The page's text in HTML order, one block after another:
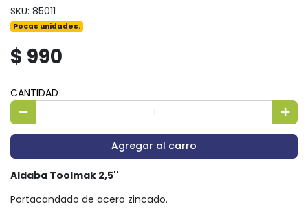
SKU: 85011
Pocas unidades.
$ 990
CANTIDAD
Agregar al carro
Aldaba Toolmak 2,5''
Portacandado de acero zincado.